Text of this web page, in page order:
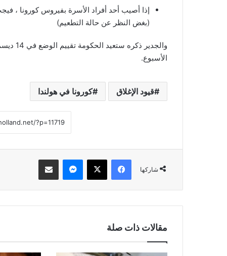
إذا أصيب أحد أفراد الأسرة بفيروس كورونا ،
(بغض النظر عن حالة التطعيم)
الأسبوع.
قيود الإغلاق كورونا في هولندا
شاركها
فيسبوك ‫X ماسنجر مشاركة عبر البريد
مقالات ذات صلة